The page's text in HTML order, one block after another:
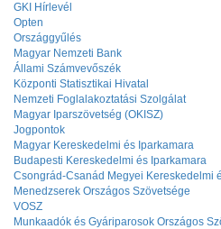
GKI Hírlevél
Opten
Országgyűlés
Magyar Nemzeti Bank
Állami Számvevőszék
Központi Statisztikai Hivatal
Nemzeti Foglalakoztatási Szolgálat
Magyar Iparszövetség (OKISZ)
Jogpontok
Magyar Kereskedelmi és Iparkamara
Budapesti Kereskedelmi és Iparkamara
Csongrád-Csanád Megyei Kereskedelmi
Menedzserek Országos Szövetsége
VOSZ
Munkaadók és Gyáriparosok Országos